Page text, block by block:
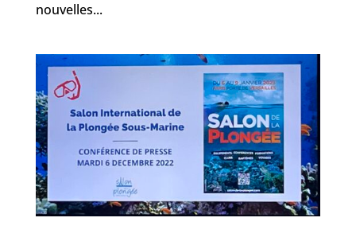
nouvelles...